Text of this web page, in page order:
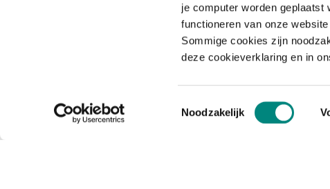
je computer worden
functioneren van onze
Sommige cookies zijn
deze cookieverklaring en in
Toestemmingsselectie
Noodzakelijk